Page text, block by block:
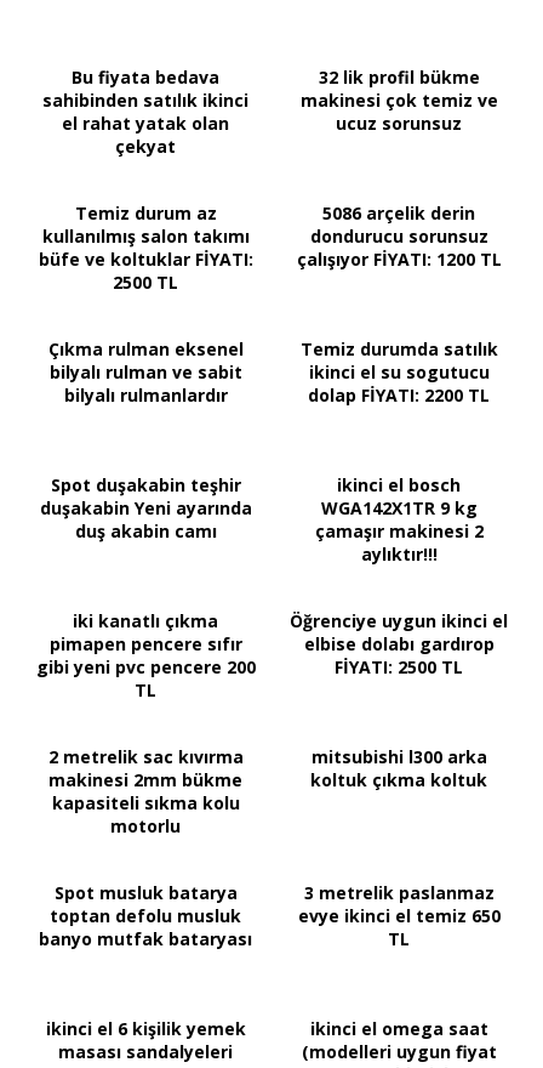
Bu fiyata bedava
sahibinden satılık ikinci
el rahat yatak olan
çekyat
32 lik profil bükme
makinesi çok temiz ve
ucuz sorunsuz
Temiz durum az
kullanılmış salon takımı
büfe ve koltuklar FİYATI:
2500 TL
5086 arçelik derin
dondurucu sorunsuz
çalışıyor FİYATI: 1200 TL
Çıkma rulman eksenel
bilyalı rulman ve sabit
bilyalı rulmanlardır
Temiz durumda satılık
ikinci el su sogutucu
dolap FİYATI: 2200 TL
Spot duşakabin teşhir
duşakabin Yeni ayarında
duş akabin camı
ikinci el bosch
WGA142X1TR 9 kg
çamaşır makinesi 2
aylıktır!!!
iki kanatlı çıkma
pimapen pencere sıfır
gibi yeni pvc pencere 200
TL
Öğrenciye uygun ikinci el
elbise dolabı gardırop
FİYATI: 2500 TL
2 metrelik sac kıvırma
makinesi 2mm bükme
kapasiteli sıkma kolu
motorlu
mitsubishi l300 arka
koltuk çıkma koltuk
Spot musluk batarya
toptan defolu musluk
banyo mutfak bataryası
3 metrelik paslanmaz
evye ikinci el temiz 650
TL
ikinci el 6 kişilik yemek
masası sandalyeleri
ikinci el omega saat
(modelleri uygun fiyat